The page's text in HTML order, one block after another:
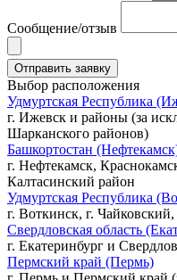
Сообщение/отзыв
Выбор расположения
Удмуртская Республика
г. Ижевск и районы (за
Шарканского районов)
Башкортостан
г. Нефтекамск,
Калтасинский район
Удмуртская Республика
г. Воткинск, г.
Свердловская область
г. Екатеринбург и
Пермский край (Пермь)